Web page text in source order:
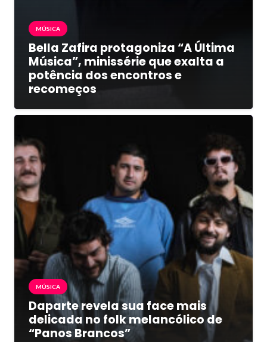
MÚSICA
Bella Zafira protagoniza “A Última
Música”, minissérie que exalta a
potência dos encontros e
recomeços
MÚSICA
Daparte revela sua face mais
delicada no folk melancólico de
“Panos Brancos”